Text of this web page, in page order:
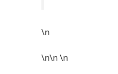
\n
\n\n\n